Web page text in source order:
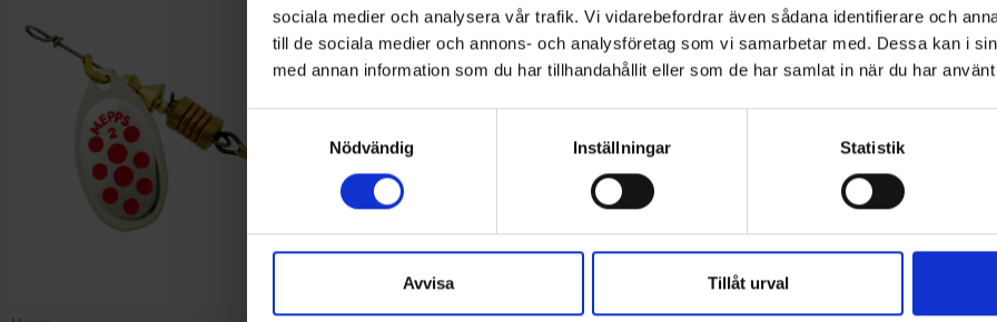
sociala medier och analysera vår trafik. Vi vidarebefordrar även sådana identifierare och
till de sociala medier och annons- och analysföretag som vi samarbetar med. Dessa kan i
med annan information som du har tillhandahållit eller som de har samlat in när du har
Nödvändig
Inställningar Statistik
Avvisa Tillåt urval